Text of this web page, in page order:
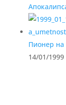
Пионер на
14/01/1999